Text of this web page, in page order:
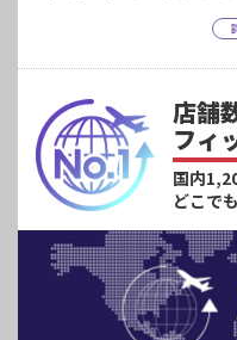
店舗
フィ
国内
どこで